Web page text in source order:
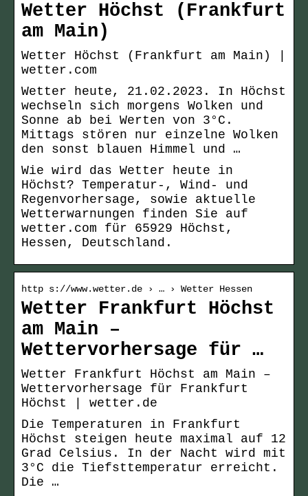
Wetter Höchst (Frankfurt
am Main)
Wetter Höchst (Frankfurt am Main) |
wetter.com
Wetter heute, 21.02.2023. In Höchst
wechseln sich morgens Wolken und
Sonne ab bei Werten von 3°C.
Mittags stören nur einzelne Wolken
den sonst blauen Himmel und …
Wie wird das Wetter heute in
Höchst? Temperatur-, Wind- und
Regenvorhersage, sowie aktuelle
Wetterwarnungen finden Sie auf
wetter.com für 65929 Höchst,
Hessen, Deutschland.
http s://www.wetter.de › … › Wetter Hessen
Wetter Frankfurt Höchst
am Main –
Wettervorhersage für …
Wetter Frankfurt Höchst am Main –
Wettervorhersage für Frankfurt
Höchst | wetter.de
Die Temperaturen in Frankfurt
Höchst steigen heute maximal auf 12
Grad Celsius. In der Nacht wird mit
3°C die Tiefsttemperatur erreicht.
Die …